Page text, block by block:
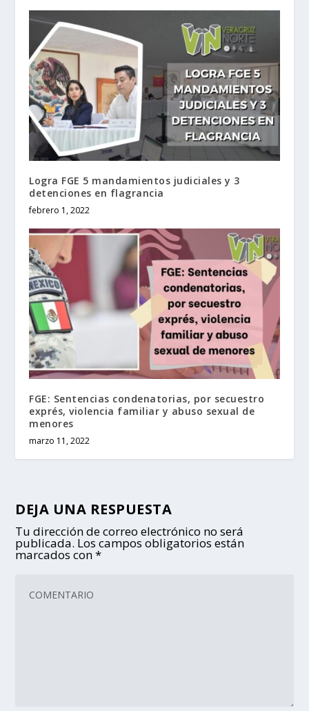
Logra FGE 5 mandamientos judiciales y 3
detenciones en flagrancia
febrero 1, 2022
FGE: Sentencias condenatorias, por secuestro
exprés, violencia familiar y abuso sexual de
menores
marzo 11, 2022
DEJA UNA RESPUESTA
Tu dirección de correo electrónico no será
publicada. Los campos obligatorios están
marcados con*